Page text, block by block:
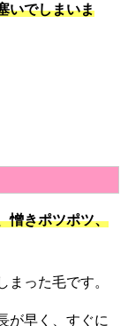
いでしまいま
憎きポツポツ、
った毛です。
が早く、すぐに